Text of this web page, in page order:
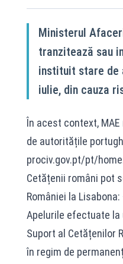
Ministerul
tranzitează sau
instituit stare de
iulie, din cauza
În acest context,
de autoritățile
prociv.gov.pt/pt/
Cetățenii români pot
României la
Apelurile efectuate
Suport al Cetățenilor
în regim de